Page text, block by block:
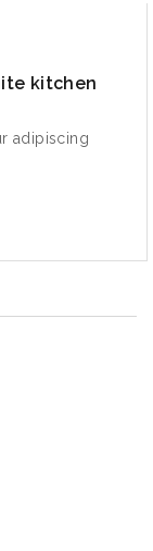
kitchen
adipiscing